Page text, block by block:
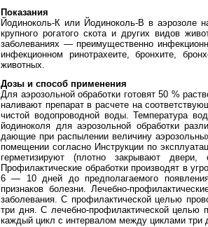
Показания
Йодиноколь-К или Йодиноколь-В в аэрозоле
крупного рогатого скота и других видов
заболеваниях — преимущественно
инфекционном ринотрахеите, бронхите,
животных.
Дозы и способ применения
Для аэрозольной обработки готовят 50 %
наливают препарат в расчете на
чистой водопроводной воды. Температура
йодиноколя для аэрозольной обработки
дающие при распылении величину
помещении согласно Инструкции по
герметизируют (плотно закрывают
Профилактические обработки производят в
6 — 10 дней до предполагаемого появления
признаков болезни. Лечебно-
заболевания. С профилактической целью
три дня. С лечебно-профилактической
каждый цикл с интервалом между циклами